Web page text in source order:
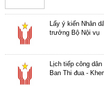
Lấy ý kiến Nhân
trưởng Bộ Nội vụ
Lịch tiếp công
Ban Thi đua -